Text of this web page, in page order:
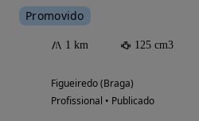
Promovido
1 km 125 cm3
Figueiredo (Braga)
Profissional • Publicado